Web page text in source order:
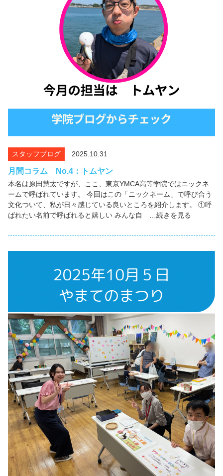
スタッフブログ 2025.10.31
月間コラム No.4：トムヤン
本名は原田慧太ですが、ここ、東京YMCA高等学院ではニックネ
ームで呼ばれています。 今回はこの「ニックネーム」で呼び合う
文化ついて、私が日々感じている良いところを紹介します。 ①呼
ばれたい名前で呼ばれると嬉しい みんな自 …続きを見る